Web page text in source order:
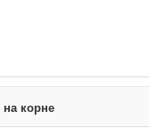
корне